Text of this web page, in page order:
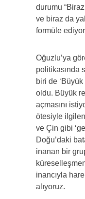
durumu
ve biraz da
formüle
Oğuzlu’ya
politikasında
biri de ‘Büyük
oldu. Büyük
açmasını
ötesiyle
ve Çin gibi
Doğu’daki
inanan bir
inancıyla
alıyoruz.